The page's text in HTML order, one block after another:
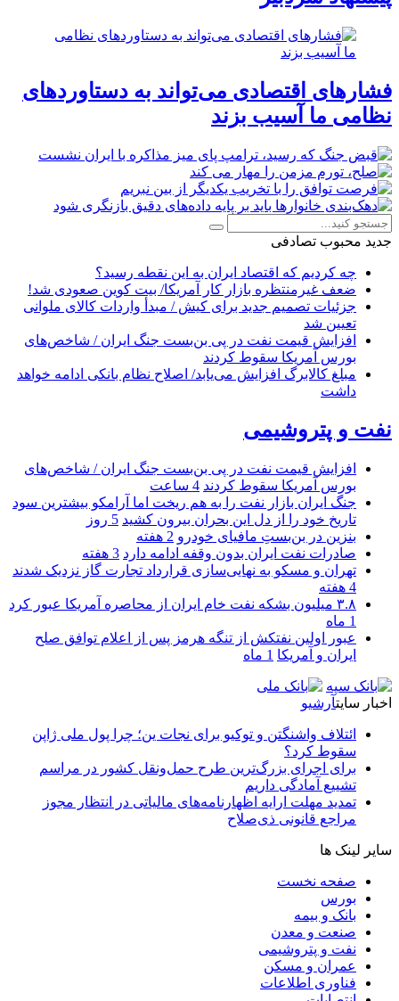
فشارهای اقتصادی می‌تواند به دستاوردهای
نظامی ما آسیب بزند
جدید محبوب تصادفی
چه کردیم که اقتصاد ایران به این نقطه رسید؟
ضعف غیرمنتظره بازار کار آمریکا/ بیت کوین صعودی شد!
جزئیات تصمیم جدید برای کیش / مبدأ واردات کالای ملوانی
تعیین شد
افزایش قیمت نفت در پی بن‌بست جنگ ایران / شاخص‌های
بورس آمریکا سقوط کردند
مبلغ کالابرگ افزایش می‌یابد/ اصلاح نظام بانکی ادامه خواهد
داشت
نفت و پتروشیمی
افزایش قیمت نفت در پی بن‌بست جنگ ایران / شاخص‌های
بورس آمریکا سقوط کردند 4 ساعت
جنگ ایران بازار نفت را به هم ریخت اما آرامکو بیشترین سود
تاریخ خود را از دل این بحران بیرون کشید 5 روز
بنزین در بن‌بستِ مافیای خودرو 2 هفته
صادرات نفت ایران بدون وقفه ادامه دارد 3 هفته
تهران و مسکو به نهایی‌سازی قرارداد تجارت گاز نزدیک شدند
4 هفته
۳.۸ میلیون بشکه نفت خام ایران از محاصره آمریکا عبور کرد
1 ماه
عبور اولین نفتکش از تنگه هرمز پس از اعلام توافق صلح
ایران و آمریکا 1 ماه
اخبار سایتآرشیو
ائتلاف واشنگتن و توکیو برای نجات ین؛ چرا پول ملی ژاپن
سقوط کرد؟
برای اجرای بزرگ‌ترین طرح حمل‌ونقل کشور در مراسم
تشییع آمادگی داریم
تمدید مهلت ارایه اظهارنامه‌های مالیاتی در انتظار مجوز
مراجع قانونی ذی‌‏صلاح
سایر لینک ها
صفحه نخست
بورس
بانک و بیمه
صنعت و معدن
نفت و پتروشیمی
عمران و مسکن
فناوری اطلاعات